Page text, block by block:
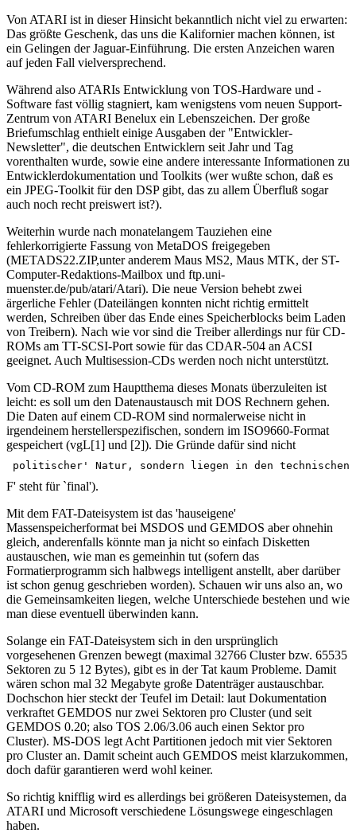
Von ATARI ist in dieser Hinsicht bekanntlich nicht viel zu erwarten:
Das größte Geschenk, das uns die Kalifornier machen können, ist
ein Gelingen der Jaguar-Einführung. Die ersten Anzeichen waren
auf jeden Fall vielversprechend.
Während also ATARIs Entwicklung von TOS-Hardware und -
Software fast völlig stagniert, kam wenigstens vom neuen Support-
Zentrum von ATARI Benelux ein Lebenszeichen. Der große
Briefumschlag enthielt einige Ausgaben der "Entwickler-
Newsletter", die deutschen Entwicklern seit Jahr und Tag
vorenthalten wurde, sowie eine andere interessante Informationen zu
Entwicklerdokumentation und Toolkits (wer wußte schon, daß es
ein JPEG-Toolkit für den DSP gibt, das zu allem Überfluß sogar
auch noch recht preiswert ist?).
Weiterhin wurde nach monatelangem Tauziehen eine
fehlerkorrigierte Fassung von MetaDOS freigegeben
(METADS22.ZIP,unter anderem Maus MS2, Maus MTK, der ST-
Computer-Redaktions-Mailbox und ftp.uni-
muenster.de/pub/atari/Atari). Die neue Version behebt zwei
ärgerliche Fehler (Dateilängen konnten nicht richtig ermittelt
werden, Schreiben über das Ende eines Speicherblocks beim Laden
von Treibern). Nach wie vor sind die Treiber allerdings nur für CD-
ROMs am TT-SCSI-Port sowie für das CDAR-504 an ACSI
geeignet. Auch Multisession-CDs werden noch nicht unterstützt.
Vom CD-ROM zum Hauptthema dieses Monats überzuleiten ist
leicht: es soll um den Datenaustausch mit DOS Rechnern gehen.
Die Daten auf einem CD-ROM sind normalerweise nicht in
irgendeinem herstellerspezifischen, sondern im ISO9660-Format
gespeichert (vgL[1] und [2]). Die Gründe dafür sind nicht
politischer' Natur, sondern liegen in den technischen
F' steht für `final').
Mit dem FAT-Dateisystem ist das 'hauseigene'
Massenspeicherformat bei MSDOS und GEMDOS aber ohnehin
gleich, anderenfalls könnte man ja nicht so einfach Disketten
austauschen, wie man es gemeinhin tut (sofern das
Formatierprogramm sich halbwegs intelligent anstellt, aber darüber
ist schon genug geschrieben worden). Schauen wir uns also an, wo
die Gemeinsamkeiten liegen, welche Unterschiede bestehen und wie
man diese eventuell überwinden kann.
Solange ein FAT-Dateisystem sich in den ursprünglich
vorgesehenen Grenzen bewegt (maximal 32766 Cluster bzw. 65535
Sektoren zu 5 12 Bytes), gibt es in der Tat kaum Probleme. Damit
wären schon mal 32 Megabyte große Datenträger austauschbar.
Dochschon hier steckt der Teufel im Detail: laut Dokumentation
verkraftet GEMDOS nur zwei Sektoren pro Cluster (und seit
GEMDOS 0.20; also TOS 2.06/3.06 auch einen Sektor pro
Cluster). MS-DOS legt Acht Partitionen jedoch mit vier Sektoren
pro Cluster an. Damit scheint auch GEMDOS meist klarzukommen,
doch dafür garantieren werd wohl keiner.
So richtig knifflig wird es allerdings bei größeren Dateisystemen, da
ATARI und Microsoft verschiedene Lösungswege eingeschlagen
haben.